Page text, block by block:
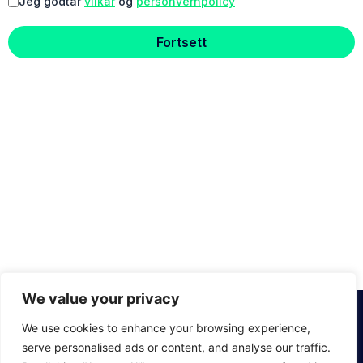
We value your privacy
We use cookies to enhance your browsing experience,
serve personalised ads or content, and analyse our traffic.
Fortsett
Om oss
Företagsmedlemskap
Kundtjänst
Vanliga
Bli medlem
Våra tränare
Facebook
LinkedIn